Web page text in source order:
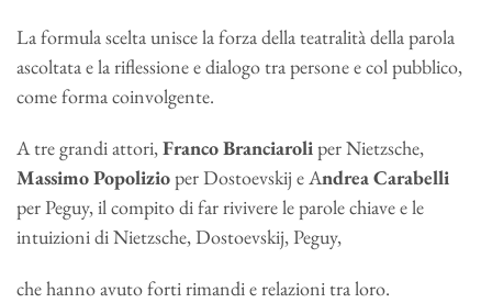
La formula scelta unisce la forza della teatralità della parola
ascoltata e la riflessione e dialogo tra persone e col pubblico,
come forma coinvolgente.
A tre grandi attori,Franco Branciaroliper Nietzsche,
Massimo Popolizioper Dostoevskij e Andrea Carabelli
per Peguy, il compito di far rivivere le parole chiave e le
intuizioni di Nietzsche, Dostoevskij, Peguy,
che hanno avuto forti rimandi e relazioni tra loro.